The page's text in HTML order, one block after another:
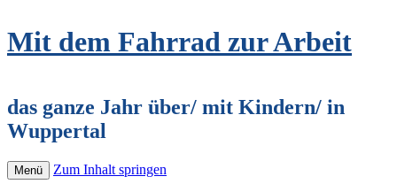
Mit dem Fahrrad zur Arbeit
das ganze Jahr über/ mit Kindern/ in
Wuppertal
Menü Zum Inhalt springen